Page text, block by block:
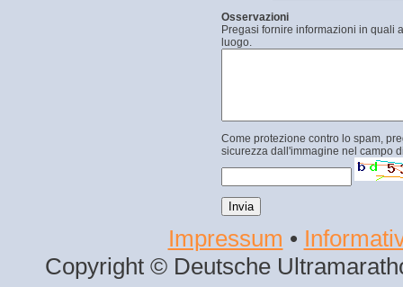
Osservazioni
Pregasi fornire informazioni in quali
luogo.
Come protezione contro lo spam,
sicurezza dall'immagine nel campo
Impressum •
Copyright © Deutsche